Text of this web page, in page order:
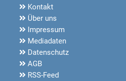
Kontakt
Über uns
Impressum
Mediadaten
Datenschutz
AGB
RSS-Feed